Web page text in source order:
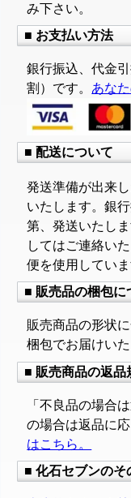
み下さい。
■ お支払い方法
銀行振込、代金
割）です。 あな
■ 配送について
発送準備が出来し
いたします。銀
第、発送いたし
してはご連絡い
便を使用していま
■ 販売品の梱包に
販売商品の形状
梱包でお届けいた
■ 販売商品の返品
「不良品の場合
の場合は返品に
はこちら。
■ 化石セブンのそ